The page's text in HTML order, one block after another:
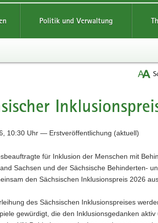
Politik und Verwaltung
10:30 Uhr — Erstveröffentlichung (aktuell)
für Inklusion der Menschen mit
Sachsen und der Sächsische Behinderten-
den Sächsischen Inklusionspreis 2026
des Sächsischen Inklusionspreises
gewürdigt, die den Inklusionsgedanken